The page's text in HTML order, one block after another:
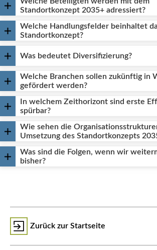
Standortkonzept 2035+ adressiert?
Welche Handlungsfelder beinhaltet
Standortkonzept?
Was bedeutet Diversifizierung?
Welche Branchen sollen zukünftig in
gefördert werden?
In welchem Zeithorizont sind erste
spürbar?
Wie sehen die
Umsetzung des Standortkonzepts
Was sind die Folgen, wenn wir
bisher?
Zurück zur Startseite